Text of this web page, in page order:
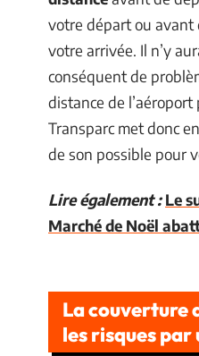
votre départ ou avant
votre arrivée. Il n’y
conséquent de
distance de
Transparc met donc
de son possible pour
Lire également : Le
Marché de Noël
La couverture
les risques par